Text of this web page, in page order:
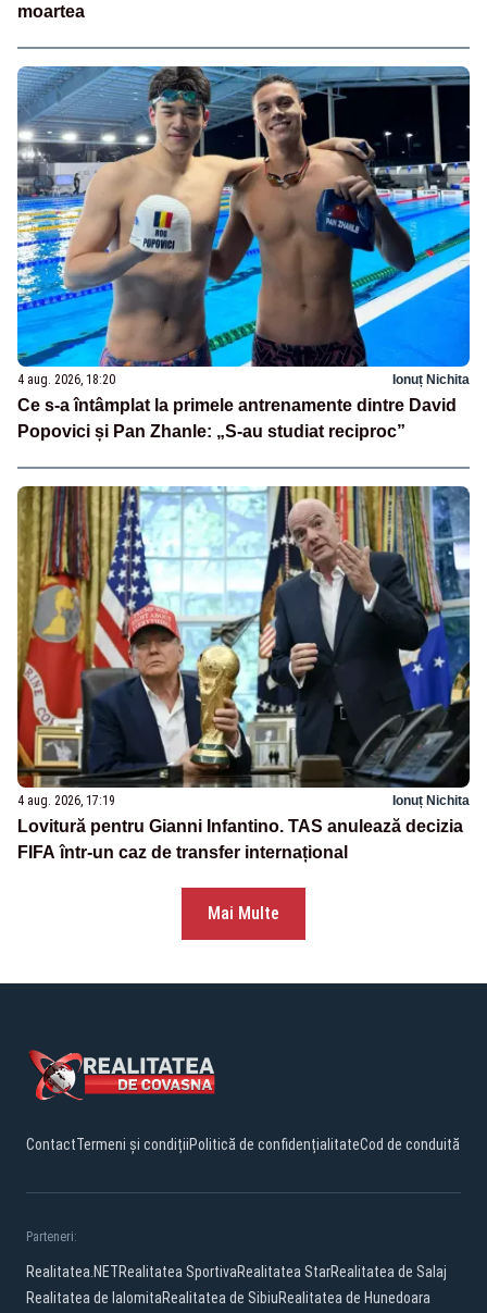
moartea
4 aug. 2026, 18:20 Ionuț Nichita
Ce s-a întâmplat la primele antrenamente dintre David
Popovici și Pan Zhanle: „S-au studiat reciproc”
4 aug. 2026, 17:19 Ionuț Nichita
Lovitură pentru Gianni Infantino. TAS anulează decizia
FIFA într-un caz de transfer internațional
Mai Multe
ContactTermeni și condițiiPolitică de confidențialitateCod de conduită
Parteneri:
Realitatea.NETRealitatea SportivaRealitatea StarRealitatea de Salaj
Realitatea de IalomitaRealitatea de SibiuRealitatea de Hunedoara